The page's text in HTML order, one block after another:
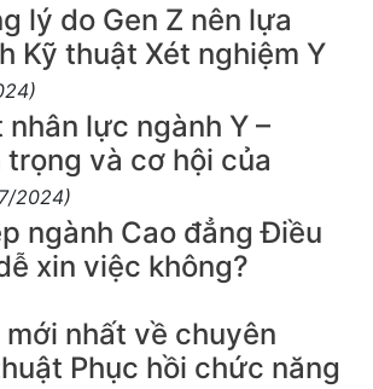
lý do Gen Z nên lựa
Kỹ thuật Xét nghiệm Y
nhân lực ngành Y –
và cơ hội của
2024)
ngành Cao đẳng Điều
xin việc không?
nhất về chuyên
Phục hồi chức năng